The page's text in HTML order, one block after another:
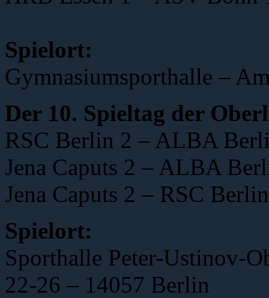
Spielort:
Gymnasiumsporthalle –
Der 10. Spieltag der
RSC Berlin 2 – ALBA
Jena Caputs 2 – ALBA
Jena Caputs 2 – RSC
Spielort:
Sporthalle Peter-Ustinov-
22-26 – 14057 Berlin